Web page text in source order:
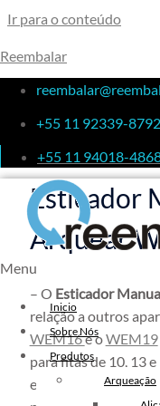
Ir para o conteúdo
Reembalar
+55 11 92339-8792
+55 11 94018-
Menu
Inicio
Sobre Nós
Produtos
Arqueação
Esticador
Arquear
Esticador
Arquear
– O Esticador
relação a outros
WEM16e oWEM19
para fitas de 10, 13
e de baixo custo